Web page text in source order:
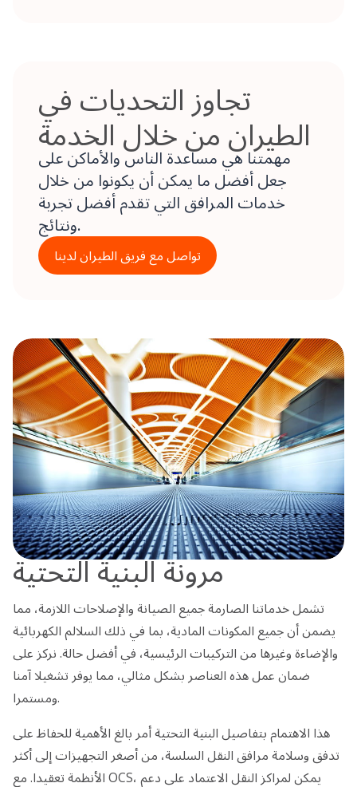
تجاوز التحديات في
الطيران من خلال الخدمة
مهمتنا هي مساعدة الناس والأماكن على
جعل أفضل ما يمكن أن يكونوا من خلال
خدمات المرافق التي تقدم أفضل تجربة
ونتائج.
تواصل مع فريق الطيران لدينا
مرونة البنية التحتية
تشمل خدماتنا الصارمة جميع الصيانة والإصلاحات اللازمة، مما
يضمن أن جميع المكونات المادية، بما في ذلك السلالم الكهربائية
والإضاءة وغيرها من التركيبات الرئيسية، في أفضل حالة. نركز على
ضمان عمل هذه العناصر بشكل مثالي، مما يوفر تشغيلا آمنا
ومستمرا.
هذا الاهتمام بتفاصيل البنية التحتية أمر بالغ الأهمية للحفاظ على
تدفق وسلامة مرافق النقل السلسة، من أصغر التجهيزات إلى أكثر
الأنظمة تعقيدا. مع OCS، يمكن لمراكز النقل الاعتماد على دعم